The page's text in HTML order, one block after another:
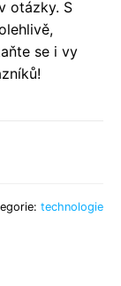
otázky. S
se i vy
technologie